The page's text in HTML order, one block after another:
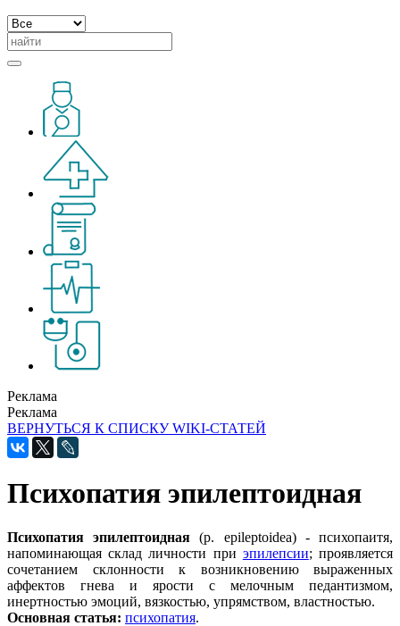
Реклама
Реклама
ВЕРНУТЬСЯ К СПИСКУ WIKI-СТАТЕЙ
Психопатия эпилептоидная
Психопатия эпилептоидная (р. epileptoidea) - психопаитя,
напоминающая склад личности при эпилепсии; проявляется
сочетанием склонности к возникновению выраженных
аффектов гнева и ярости с мелочным педантизмом,
инертностью эмоций, вязкостью, упрямством, властностью.
Основная статья: психопатия.